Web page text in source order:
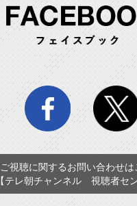
facebook
ご視聴に関するお問い合わせは
【テレ朝チャンネル 視聴者セン